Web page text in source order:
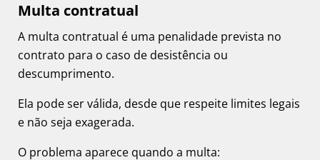
Multa contratual
A multa contratual é uma penalidade prevista no
contrato para o caso de desistência ou
descumprimento.
Ela pode ser válida, desde que respeite limites legais
e não seja exagerada.
O problema aparece quando a multa: